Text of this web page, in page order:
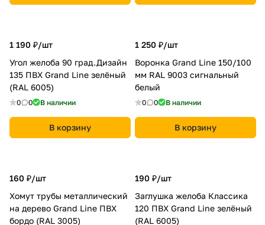
1 190 ₽/шт
Угол желоба 90 град.Дизайн
135 ПВХ Grand Line зелёный
(RAL 6005)
0 0 В наличии
В корзину
1 250 ₽/шт
Воронка Grand Line 150/100
мм RAL 9003 сигнальный
белый
0 0 В наличии
В корзину
160 ₽/шт
Хомут трубы металлический
на дерево Grand Line ПВХ
бордо (RAL 3005)
190 ₽/шт
Заглушка желоба Классика
120 ПВХ Grand Line зелёный
(RAL 6005)